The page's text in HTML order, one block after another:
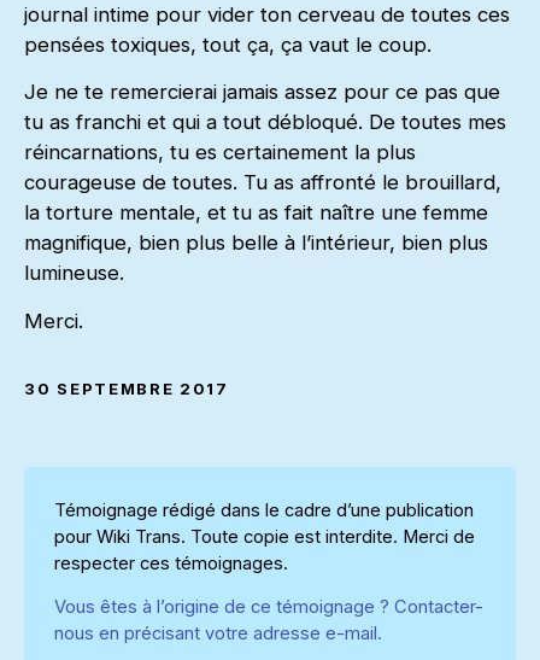
journal intime pour vider ton cerveau de toutes ces
pensées toxiques, tout ça, ça vaut le coup.
Je ne te remercierai jamais assez pour ce pas que
tu as franchi et qui a tout débloqué. De toutes mes
réincarnations, tu es certainement la plus
courageuse de toutes. Tu as affronté le brouillard,
la torture mentale, et tu as fait naître une femme
magnifique, bien plus belle à l’intérieur, bien plus
lumineuse.
Merci.
30 SEPTEMBRE 2017
Témoignage rédigé dans le cadre d’une publication
pour Wiki Trans. Toute copie est interdite. Merci de
respecter ces témoignages.
Vous êtes à l’origine de ce témoignage ? Contacter-
nous en précisant votre adresse e-mail.